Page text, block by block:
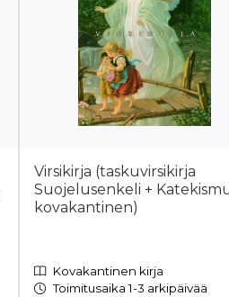
Virsikirja (taskuvirsikirja
Suojelusenkeli +
kovakantinen)
Kovakantinen kirja
Toimitusaika 1-3 arkipäivää